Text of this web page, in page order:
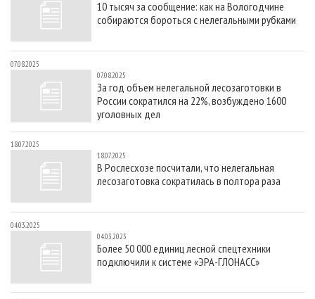
СУШКА ДРЕВЕСИНЫ
ПРОИЗВОДСТВО ДРЕВЕСНЫХ ПЛИТ
ДЕРЕВЯННОЕ ДОМОСТРОЕНИЕ
ПРОИЗВОДСТВО МЕБЕЛИ
БИОЭНЕРГЕТИКА
ЦБП
ИНСТРУМЕНТ И МАТЕРИАЛЫ
ПЕРСОНЫ
МОБИЛЬНЫЕ ВЫСТАВКИ
ПРИОРИТЕТНЫЕ ИНВЕСТПРОЕКТЫ
RUSSIAN FORESTRY REVIEW
ГАЗЕТА ЛЕСПРОМФОРУМ
БИБЛИОТЕКА СПЕЦИАЛИСТА
КОНТАКТЫ
РЕКЛАМА
10 тысяч за сообщение: как на Вологодчине
собираются бороться с нелегальными рубками
07.08.2025
07.08.2025
За год объем нелегальной лесозаготовки в
России сократился на 22%, возбуждено 1600
уголовных дел
18.07.2025
18.07.2025
В Рослесхозе посчитали, что нелегальная
лесозаготовка сократилась в полтора раза
04.03.2025
04.03.2025
Более 50 000 единиц лесной спецтехники
подключили к системе «ЭРА-ГЛОНАСС»